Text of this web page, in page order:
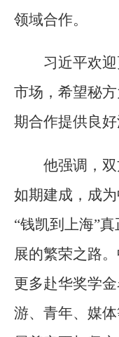
领域合作。
习近平欢
市场，希望秘
期合作提供良好
他强调，
如期建成，成
“钱凯到上海”
展的繁荣之路
更多赴华奖学
游、青年、媒